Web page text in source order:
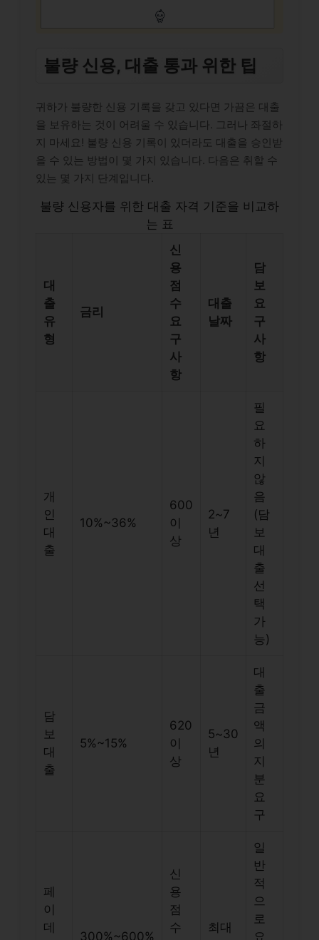
불량 신용, 대출 통과 위한 팁
귀하가 불량한 신용 기록을 갖고 있다면 가끔은 대출
을 보유하는 것이 어려울 수 있습니다. 그러나 좌절하
지 마세요! 불량 신용 기록이 있더라도 대출을 승인받
을 수 있는 방법이 몇 가지 있습니다. 다음은 취할 수
있는 몇 가지 단계입니다.
불량 신용자를 위한 대출 자격 기준을 비교하
는 표
대
출
유
형
금리
신
용
점
수
요
구
사
항
대출
날짜
담
보
요
구
사
항
개
인
대
출
10%~36%
600
이
상
2~7
년
필
요
하
지
않
음
(담
보
대
출
선
택
가
능)
담
보
대
출
5%~15%
620
이
상
5~30
년
대
출
금
액
의
지
분
요
구
페
이
데
300%~600%
신
용
점
수
최대
일
반
적
으
로
요